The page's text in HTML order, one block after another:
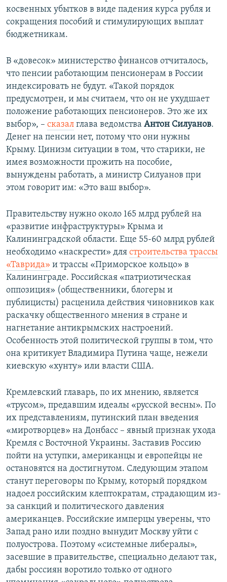
косвенных убытков в виде падения курса рубля и
сокращения пособий и стимулирующих выплат
бюджетникам.
В «довесок» министерство финансов отчиталось,
что пенсии работающим пенсионерам в России
индексировать не будут. «Такой порядок
предусмотрен, и мы считаем, что он не ухудшает
положение работающих пенсионеров. Это же их
выбор», – сказал глава ведомства Антон Силуанов.
Денег на пенсии нет, потому что они нужны
Крыму. Цинизм ситуации в том, что старики, не
имея возможности прожить на пособие,
вынуждены работать, а министр Силуанов при
этом говорит им: «Это ваш выбор».
Правительству нужно около 165 млрд рублей на
«развитие инфраструктуры» Крыма и
Калининградской области. Еще 55-60 млрд рублей
необходимо «наскрести» для строительства трассы
«Таврида» и трассы «Приморское кольцо» в
Калининграде. Российская «патриотическая
оппозиция» (общественники, блогеры и
публицисты) расценила действия чиновников как
раскачку общественного мнения в стране и
нагнетание антикрымских настроений.
Особенность этой политической группы в том, что
она критикует Владимира Путина чаще, нежели
киевскую «хунту» или власти США.
Кремлевский главарь, по их мнению, является
«трусом», предавшим идеалы «русской весны». По
их представлениям, путинский план введения
«миротворцев» на Донбасс – явный признак ухода
Кремля с Восточной Украины. Заставив Россию
пойти на уступки, американцы и европейцы не
остановятся на достигнутом. Следующим этапом
станут переговоры по Крыму, который порядком
надоел российским клептократам, страдающим из-
за санкций и политического давления
американцев. Российские имперцы уверены, что
Запад рано или поздно вынудит Москву уйти с
полуострова. Поэтому «системные либералы»,
засевшие в правительстве, специально делают так,
дабы россиян воротило только от одного